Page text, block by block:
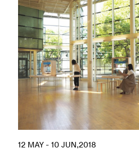
12 MAY - 10 JUN,2018